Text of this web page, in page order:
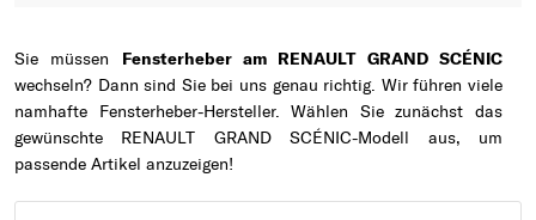
Sie müssen Fensterheber am RENAULT GRAND SCÉNIC
wechseln? Dann sind Sie bei uns genau richtig. Wir führen viele
namhafte Fensterheber-Hersteller. Wählen Sie zunächst das
gewünschte RENAULT GRAND SCÉNIC-Modell aus, um
passende Artikel anzuzeigen!